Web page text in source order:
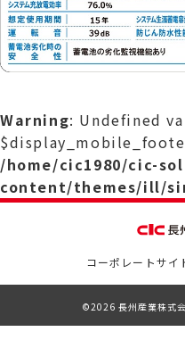
Warning: Undefined
/home/cic1980/cic-
content/themes/ill/
コーポレートサイ
©2026 長州産業株式